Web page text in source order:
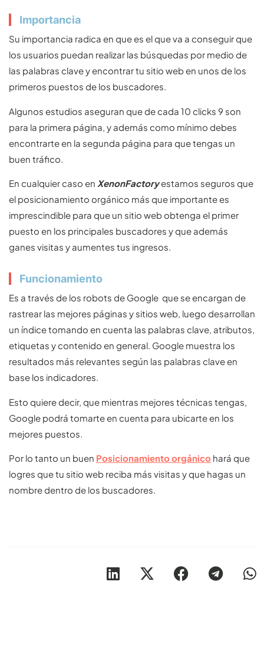
Importancia
Su importancia radica en que es el que va a conseguir que
los usuarios puedan realizar las búsquedas por medio de
las palabras clave y encontrar tu sitio web en unos de los
primeros puestos de los buscadores.
Algunos estudios aseguran que de cada 10 clicks 9 son
para la primera página, y además como mínimo debes
encontrarte en la segunda página para que tengas un
buen tráfico.
En cualquier caso en XenonFactoryestamos seguros que
el posicionamiento orgánico más que importante es
imprescindible para que un sitio web obtenga el primer
puesto en los principales buscadores y que además
ganes visitas y aumentes tus ingresos.
Funcionamiento
Es a través de los robots de Google que se encargan de
rastrear las mejores páginas y sitios web, luego desarrollan
un índice tomando en cuenta las palabras clave, atributos,
etiquetas y contenido en general. Google muestra los
resultados más relevantes según las palabras clave en
base los indicadores.
Esto quiere decir, que mientras mejores técnicas tengas,
Google podrá tomarte en cuenta para ubicarte en los
mejores puestos.
Por lo tanto un buen Posicionamiento orgánico hará que
logres que tu sitio web reciba más visitas y que hagas un
nombre dentro de los buscadores.